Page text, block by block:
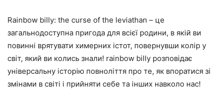
Rainbow billy: the curse of the leviathan – це
загальнодоступна пригода для всієї родини, в якій ви
повинні врятувати химерних істот, повернувши колір у
світ, який ви колись знали! rainbow billy розповідає
універсальну історію повноліття про те, як впоратися зі
змінами в світі і прийняти себе та інших навколо нас!